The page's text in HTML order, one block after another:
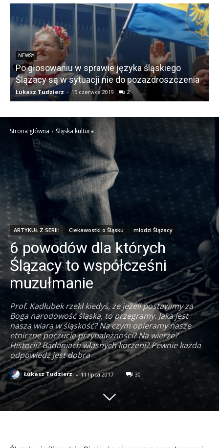
NEWSY
Po głosowaniu w sprawie języka śląskiego
Ślązacy są w sytuacji nie do pozazdroszczenia
Łukasz Tudzierz - 15 czerwca 2019 2